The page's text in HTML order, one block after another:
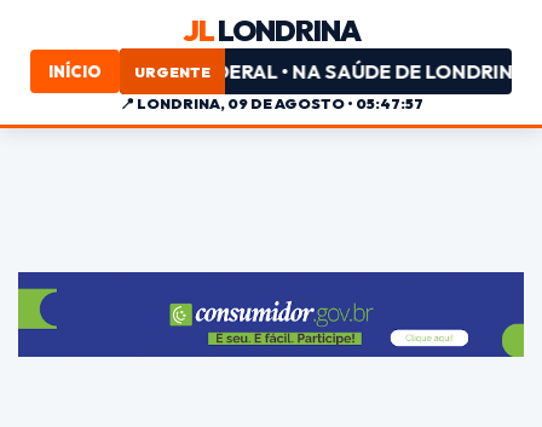
JLLONDRINA
INÍCIO URGENTE
FEDERAL • NA SAÚDE DE LONDRINA,
📍 LONDRINA, 09 DE AGOSTO • 05:47:58